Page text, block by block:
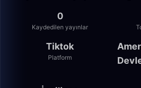
0
Kaydedilen yayınlar
Tiktok
Platform